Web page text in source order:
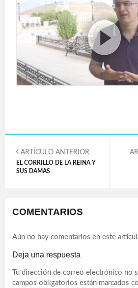
ARTÍCULO ANTERIOR
EL CORRILLO DE LA REINA Y
SUS DAMAS
COMENTARIOS
Aún no hay comentarios en este
Deja una respuesta
Tu dirección de correo electrónico no
campos obligatorios están marcados